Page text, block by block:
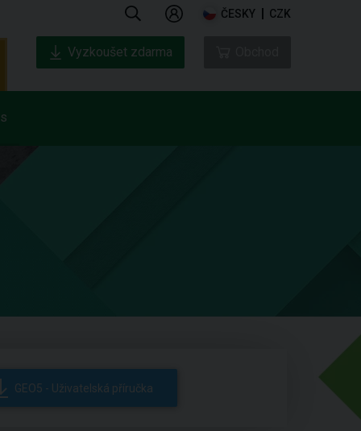
ČESKY CZK
Vyzkoušet zdarma
GEO5 - Uživatelská příručka